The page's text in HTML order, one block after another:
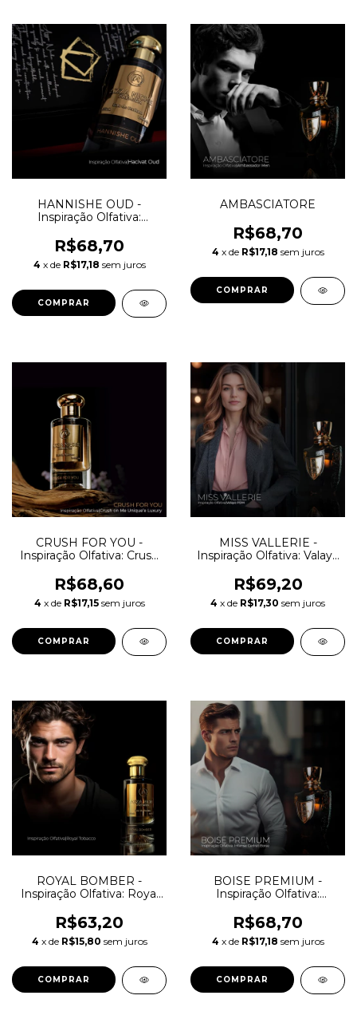
HANNISHE OUD -
Inspiração Olfativa:
R$68,70
4 x de R$17,18 sem juros
COMPRAR
AMBASCIATORE
R$68,70
4 x de R$17,18 sem juros
COMPRAR
CRUSH FOR YOU -
Inspiração Olfativa: Crush
R$68,60
4 x de R$17,15 sem juros
COMPRAR
MISS VALLERIE -
Inspiração Olfativa: Valaya
R$69,20
4 x de R$17,30 sem juros
COMPRAR
ROYAL BOMBER -
Inspiração Olfativa: Royal
R$63,20
4 x de R$15,80 sem juros
COMPRAR
BOISE PREMIUM -
Inspiração Olfativa:
R$68,70
4 x de R$17,18 sem juros
COMPRAR